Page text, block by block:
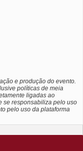
e produção do evento.
políticas de meia
ligadas ao
se responsabiliza pelo uso
pelo uso da plataforma